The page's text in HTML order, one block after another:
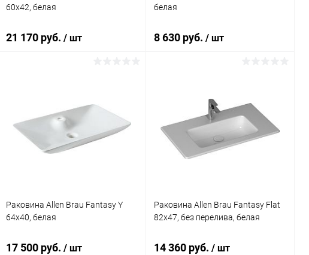
60x42, белая
21 170 руб. / шт
Купить в 1 клик Сравнение
В избранное Под заказ
белая
8 630 руб./ шт
Купить в 1 клик Сравнение
В избранное Под заказ
Раковина Allen Brau Fantasy Y
64x40, белая
17 500 руб. / шт
Раковина Allen Brau Fantasy Flat
82x47, без перелива, белая
14 360 руб./ шт